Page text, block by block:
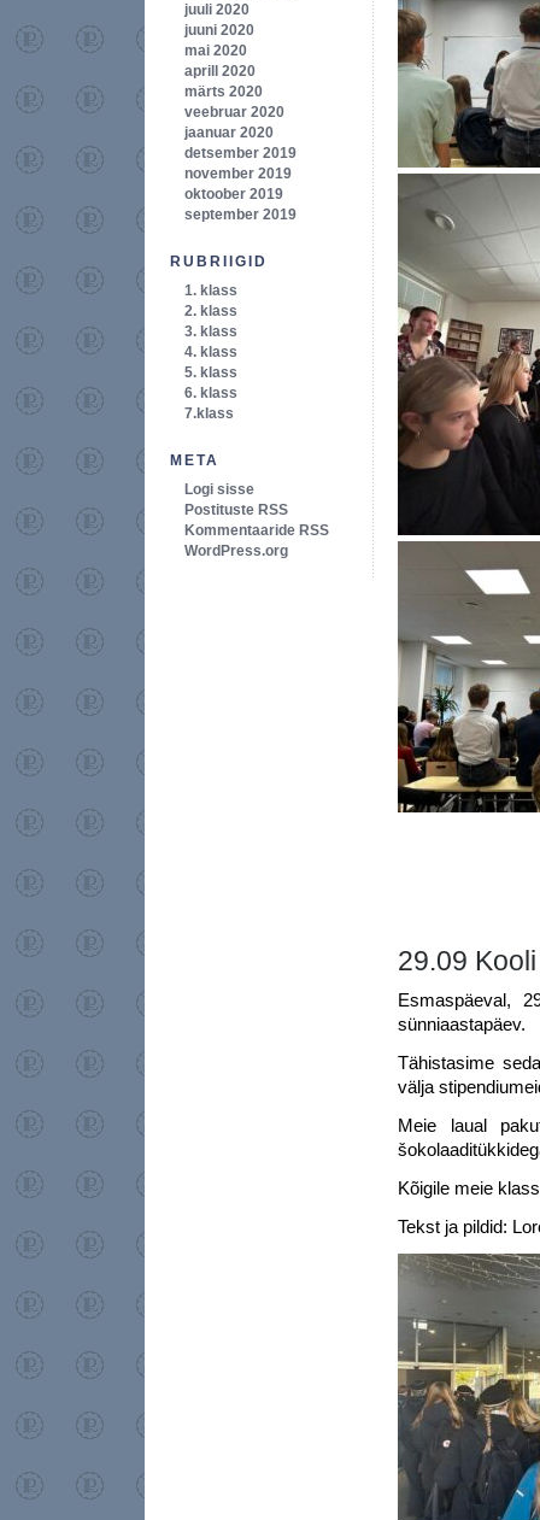
29.09
Esmaspäeval,
sünniaastapäev.
Tähistasime
välja
Meie laual
Kõigile meie
Tekst ja pildid:
juuli 2020
juuni 2020
mai 2020
aprill 2020
märts 2020
veebruar 2020
jaanuar 2020
detsember 2019
november 2019
oktoober 2019
september 2019
RUBRIIGID
1. klass
2. klass
3. klass
4. klass
5. klass
6. klass
7.klass
META
Logi sisse
Postituste RSS
Kommentaaride RSS
WordPress.org